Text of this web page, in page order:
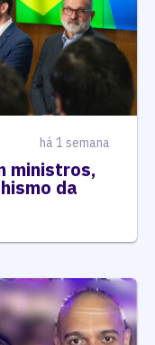
há 1 semana
ministros,
da